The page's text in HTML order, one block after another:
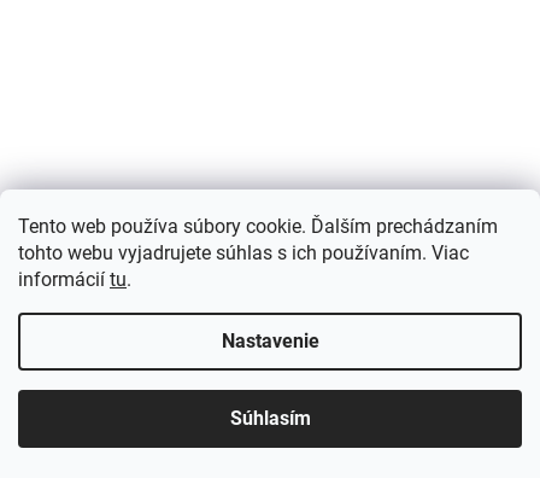
Tento web používa súbory cookie. Ďalším prechádzaním
tohto webu vyjadrujete súhlas s ich používaním. Viac
informácií tu.
Nastavenie
Súhlasím